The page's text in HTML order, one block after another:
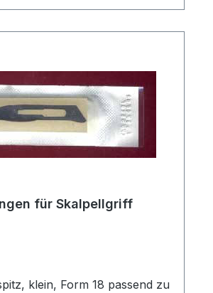
für Skalpellgriff
klein, Form 18 passend zu